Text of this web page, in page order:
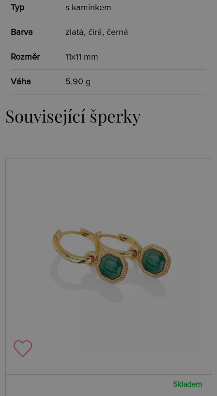
Typ s kamínkem
Barva zlatá, čirá, černá
Rozměr 11x11 mm
Váha 5,90 g
Související šperky
Skladem